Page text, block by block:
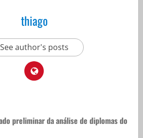
thiago
See author's posts
preliminar da análise de diplomas do